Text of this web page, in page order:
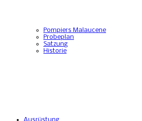
Pompiers Malaucene
Probeplan
Satzung
Historie